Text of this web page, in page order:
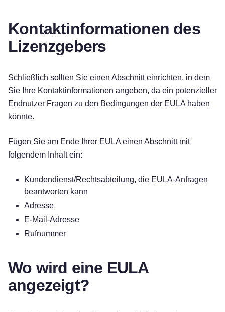
Kontaktinformationen des
Lizenzgebers
Schließlich sollten Sie einen Abschnitt einrichten, in dem
Sie Ihre Kontaktinformationen angeben, da ein potenzieller
Endnutzer Fragen zu den Bedingungen der EULA haben
könnte.
Fügen Sie am Ende Ihrer EULA einen Abschnitt mit
folgendem Inhalt ein:
Kundendienst/Rechtsabteilung, die EULA-Anfragen
beantworten kann
Adresse
E-Mail-Adresse
Rufnummer
Wo wird eine EULA
angezeigt?